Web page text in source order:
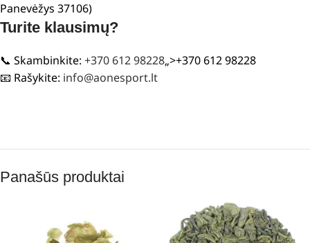
Panevėžys 37106)
Turite klausimų?
📞 Skambinkite: +370 612 98228„>+370 612 98228
📧 Rašykite: info@aonesport.lt
Panašūs produktai